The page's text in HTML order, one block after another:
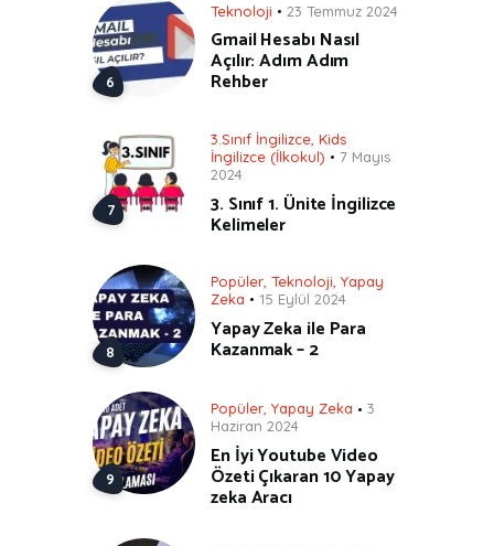
Teknoloji 23 Temmuz 2024
Gmail Hesabı Nasıl
Açılır: Adım Adım
Rehber
3.Sınıf İngilizce Kids
İngilizce (İlkokul)
7 Mayıs
2024
3. Sınıf 1. Ünite İngilizce
Kelimeler
Popüler Teknoloji Yapay
Zeka
15 Eylül 2024
Yapay Zeka ile Para
Kazanmak – 2
Popüler, Yapay Zeka
3
Haziran 2024
En İyi Youtube Video
Özeti Çıkaran 10 Yapay
zeka Aracı